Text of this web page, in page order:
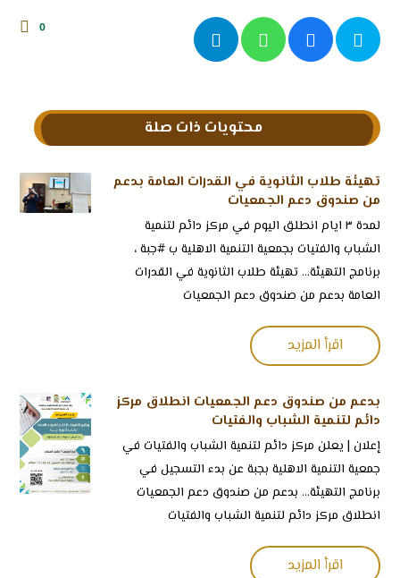
0
محتويات ذات صلة
تهيئة طلاب الثانوية في القدرات العامة بدعم
من صندوق دعم الجمعيات
لمدة ٣ ايام انطلق اليوم في مركز دائم لتنمية
الشباب والفتيات بجمعية التنمية الاهلية ب ⁧‫#جبة‬⁩ ،
برنامج التهيئة... تهيئة طلاب الثانوية في القدرات
العامة بدعم من صندوق دعم الجمعيات
اقرأ المزيد
بدعم من صندوق دعم الجمعيات انطلاق مركز
دائم لتنمية الشباب والفتيات
‏إعلان | ‏يعلن مركز دائم لتنمية الشباب والفتيات في
جمعية التنمية الاهلية بجبة عن بدء التسجيل في
برنامج التهيئة... بدعم من صندوق دعم الجمعيات
انطلاق مركز دائم لتنمية الشباب والفتيات
اقرأ المزيد